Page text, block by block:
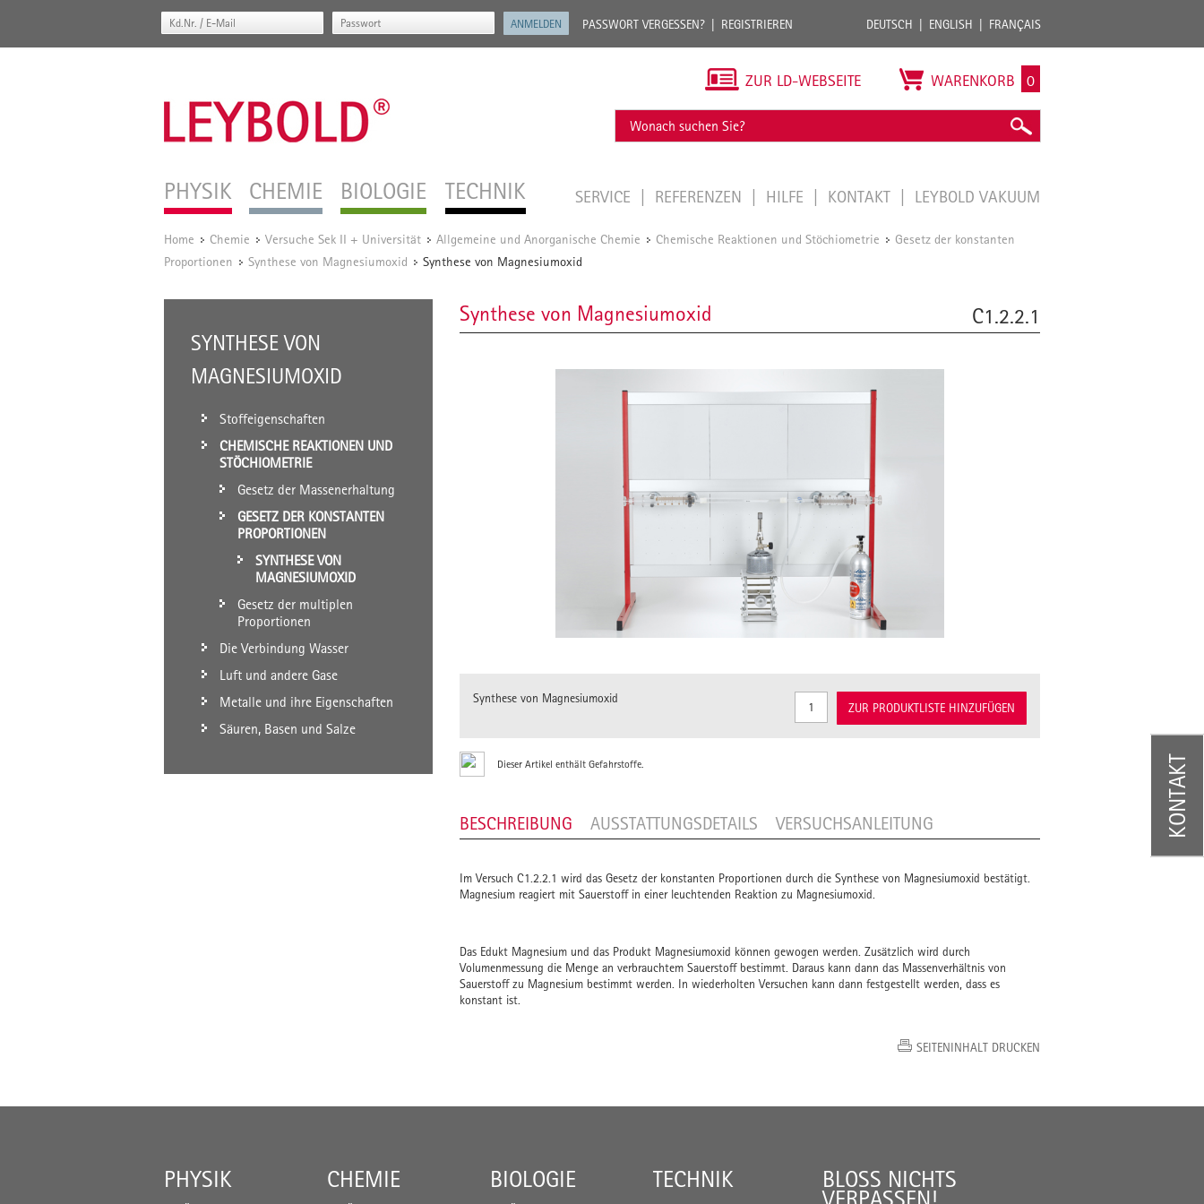
PASSWORT VERGESSEN? REGISTRIEREN DEUTSCH ENGLISH FRANÇAIS
PHYSIK CHEMIE BIOLOGIE TECHNIK
ZUR LD-WEBSEITE WARENKORB 0
SERVICE REFERENZEN HILFE KONTAKT LEYBOLD VAKUUM
Home / Chemie / Versuche Sek II + Universität / Allgemeine und Anorganische Chemie / Chemische Reaktionen und Stöchiometrie / Gesetz der konstanten
Proportionen / Synthese von Magnesiumoxid / Synthese von Magnesiumoxid
SYNTHESE VON
MAGNESIUMOXID
Stoffeigenschaften
CHEMISCHE REAKTIONEN UND
STÖCHIOMETRIE
Gesetz der Massenerhaltung
GESETZ DER KONSTANTEN
PROPORTIONEN
SYNTHESE VON
MAGNESIUMOXID
Gesetz der multiplen
Proportionen
Die Verbindung Wasser
Luft und andere Gase
Metalle und ihre Eigenschaften
Säuren, Basen und Salze
Synthese von Magnesiumoxid C1.2.2.1
Synthese von Magnesiumoxid
ZUR PRODUKTLISTE HINZUFÜGEN
Dieser Artikel enthält Gefahrstoffe.
BESCHREIBUNG AUSSTATTUNGSDETAILS VERSUCHSANLEITUNG
Im Versuch C1.2.2.1 wird das Gesetz der konstanten Proportionen durch die Synthese von Magnesiumoxid bestätigt.
Magnesium reagiert mit Sauerstoff in einer leuchtenden Reaktion zu Magnesiumoxid.
Das Edukt Magnesium und das Produkt Magnesiumoxid können gewogen werden. Zusätzlich wird durch
Volumenmessung die Menge an verbrauchtem Sauerstoff bestimmt. Daraus kann dann das Massenverhältnis von
Sauerstoff zu Magnesium bestimmt werden. In wiederholten Versuchen kann dann festgestellt werden, dass es
konstant ist.
SEITENINHALT DRUCKEN
PHYSIK CHEMIE BIOLOGIE TECHNIK BLOSS NICHTS V
ERPASSEN!
KONTAKT